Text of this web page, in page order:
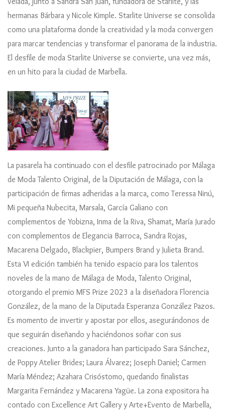
hermanas Bárbara y Nicole Kimple. Starlite Universe se consolida
como una plataforma donde la creatividad y la moda convergen
para marcar tendencias y transformar el panorama de la industria.
El desfile de moda Starlite Universe se convierte, una vez más,
en un hito para la ciudad de Marbella.
La pasarela ha continuado con el desfile patrocinado por Málaga
de Moda Talento Original, de la Diputación de Málaga, con la
participación de firmas adheridas a la marca, como Teressa Ninú,
Mi pequeña Nubecita, Marsala, García Galiano con
complementos de Yobizna, Inma de la Riva, Shamat, María Jurado
con complementos de Elegancia Barroca, Sandra Rojas,
Macarena Delgado, Blackpier, Bumpers Brand y Julieta Brand.
Esta VI edición también ha tenido espacio para los talentos
noveles de la mano de Málaga de Moda, Talento Original,
otorgando el premio MFS Prize 2023 a la diseñadora Florencia
González, de la mano de la Diputada Esperanza González Pazos.
Es momento de invertir y apostar por ellos, asegurándonos de
que seguirán diseñando y haciéndonos soñar con sus
creaciones. Junto a la ganadora han participado Sara Sánchez,
de Poppy Atelier Brides; Laura Álvarez; Joseph Daniel; Carmen
María Méndez; Azahara Crisóstomo, quedando finalistas
Margarita Fernández y Macarena Yagüe. La zona expositora ha
contado con Excellence Art Gallery y Arte+Evento de Marbella,